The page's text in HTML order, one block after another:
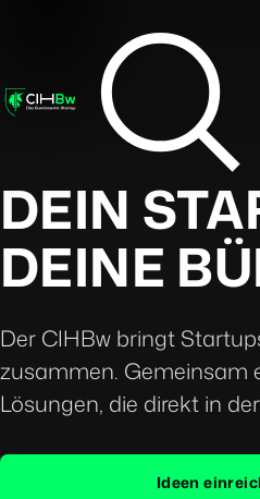
DEIN
DEINE
Der CIHBw bringt
zusammen. Gemeinsam
Lösungen, die direkt in
Ideen